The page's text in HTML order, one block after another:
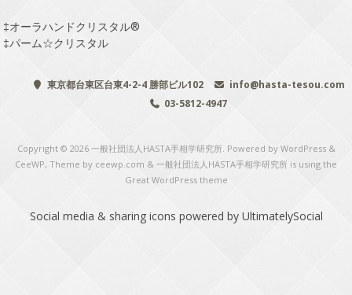
‡オーラハンドクリスタル®
‡パーム☆クリスタル
東京都台東区台東4-2-4 勝部ビル102
info@hasta-tesou.com
03-5812-4947
Copyright © 2026 一般社団法人HASTA手相学研究所. Powered by WordPress&
CeeWP, Theme by ceewp.com & 一般社団法人HASTA手相学研究所 is using the
Great WordPress theme
Social media & sharing icons powered by UltimatelySocial